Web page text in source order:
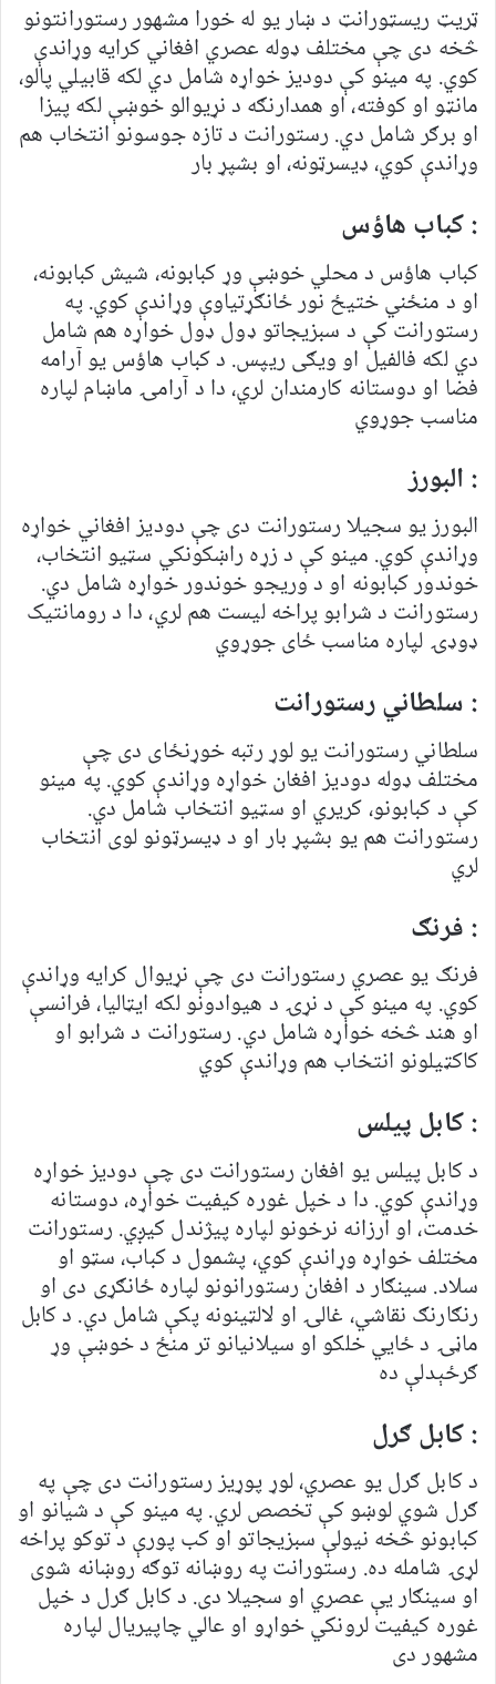
ټریټ ریسټورانټ د ښار یو له خورا مشهور رستورانتونو
څخه دی چې مختلف ډوله عصري افغاني کرایه وړاندې
کوي. په مینو کې دودیز خواړه شامل دي لکه قابیلي پالو،
مانټو او کوفته، او همدارنګه د نړیوالو خوښې لکه پیزا
او برګر شامل دي. رستورانت د تازه جوسونو انتخاب هم
وړاندې کوي، ډیسرټونه، او بشپړ بار
: کباب هاؤس
کباب هاؤس د محلي خوښې وړ کبابونه، شیش کبابونه،
او د منځني ختیځ نور ځانګړتیاوې وړاندې کوي. په
رستورانت کې د سبزیجاتو ډول ډول خواړه هم شامل
دي لکه فالفیل او ویګی ریپس. د کباب هاؤس یو آرامه
فضا او دوستانه کارمندان لري، دا د آرامۍ ماښام لپاره
مناسب جوړوي
: البورز
البورز یو سجیلا رستورانت دی چې دودیز افغاني خواړه
وړاندې کوي. مینو کې د زړه راښکونکي سټیو انتخاب،
خوندور کبابونه او د وریجو خوندور خواړه شامل دي.
رستورانت د شرابو پراخه لیست هم لري، دا د رومانتيک
ډوډۍ لپاره مناسب ځای جوړوي
: سلطاني رستورانت
سلطاني رستورانت یو لوړ رتبه خوړنځای دی چې
مختلف ډوله دودیز افغان خواړه وړاندې کوي. په مینو
کې د کبابونو، کریري او سټیو انتخاب شامل دي.
رستورانت هم یو بشپړ بار او د ډیسرټونو لوی انتخاب
لري
: فرنګ
فرنګ یو عصري رستورانت دی چې نړیوال کرایه وړاندې
کوي. په مینو کې د نړۍ د هیوادونو لکه ایټالیا، فرانسې
او هند څخه خواړه شامل دي. رستورانت د شرابو او
کاکټیلونو انتخاب هم وړاندې کوي
: کابل پیلس
د کابل پیلس یو افغان رستورانت دی چې دودیز خواړه
وړاندې کوي. دا د خپل غوره کیفیت خواړه، دوستانه
خدمت، او ارزانه نرخونو لپاره پیژندل کیږي. رستورانت
مختلف خواړه وړاندې کوي، پشمول د کباب، سټو او
سلاد. سینګار د افغان رستورانونو لپاره ځانګړی دی او
رنګارنګ نقاشي، غالۍ او لالټینونه پکې شامل دي. د کابل
ماڼۍ د ځايي خلکو او سيلانيانو تر منځ د خوښې وړ
ګرځېدلې ده
: کابل ګرل
د کابل ګرل یو عصري، لوړ پوړیز رستورانت دی چې په
ګرل شوي لوښو کې تخصص لري. په مینو کې د شیانو او
کبابونو څخه نیولې سبزیجاتو او کب پورې د توکو پراخه
لړۍ شامله ده. رستورانت په روښانه توګه روښانه شوی
او سینګار یې عصري او سجیلا دی. د کابل ګرل د خپل
غوره کیفیت لرونکي خواړو او عالي چاپیریال لپاره
مشهور دی